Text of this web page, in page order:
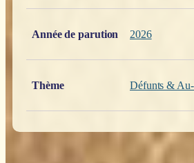
Année de parution 2026
Thème Défunts & Au-